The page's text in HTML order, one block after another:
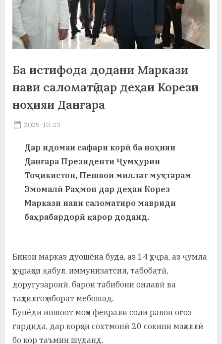
а
н
о
м
и
р
р
Ба истифода додани Маркази
нави саломатӣ дар деҳаи Корези
ноҳияи Данғара
Posted
2025-10-23
Дар идомаи сафари корӣ ба ноҳияи
Данғара Президенти Ҷумҳурии
Тоҷикистон, Пешвои миллат муҳтарам
Эмомалӣ Раҳмон дар деҳаи Корез
Маркази нави саломатиро мавриди
баҳрабардорӣ қарор доданд.
Бинои марказ дуошёна буда, аз 14 ҳуҷра, аз ҷумла
ҳуҷраҳои қабул, иммунизатсия, табобатӣ,
доругузаронӣ, барои табибони оилавӣ ва
таҳлилгоҳ иборат мебошад.
Бунёди иншоот моҳи феврали соли равон оғоз
гардида, дар корҳои сохтмонӣ 20 сокини маҳаллӣ
бо кор таъмин шуданд.